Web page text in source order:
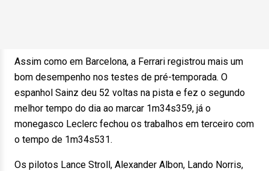
Assim como em Barcelona, a Ferrari registrou mais um
bom desempenho nos testes de pré-temporada. O
espanhol Sainz deu 52 voltas na pista e fez o segundo
melhor tempo do dia ao marcar 1m34s359, já o
monegasco Leclerc fechou os trabalhos em terceiro com
o tempo de 1m34s531.
Os pilotos Lance Stroll, Alexander Albon, Lando Norris,